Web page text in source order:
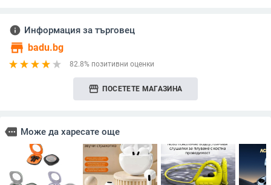
info Информация за търговец
store badu.bg
82.8% позитивни оценки
storefront ПОСЕТЕТЕ МАГАЗИНА
more Може да харесате още